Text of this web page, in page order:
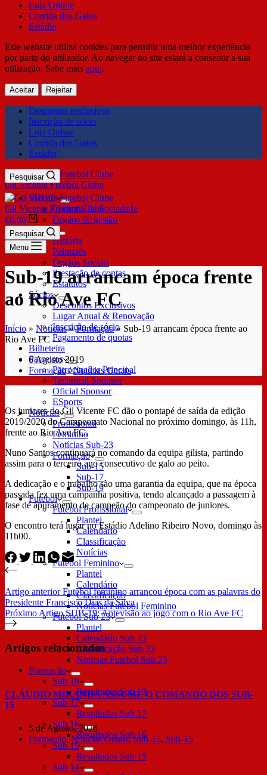
Loja Online
Corrida dos Galos
Estádio
Este website utiliza cookies para permitir uma melhor experiência
por parte do utilizador. Ao navegar no site estará a consentir a sua
utilização. Sabe mais aqui.
Aceitar Rejeitar
Descontos exclusivos
Inscrição de sócio
Loja Online
Corrida dos Galos
Estádio
Gil Vicente Futebol Clube
Pesquisar
SDUQ
Contrato de Sociedade
Órgãos de gestão
Clube
História
Palmarés
Órgãos Sociais
Prestação de contas
Estatutos
Sócios
Descontos Exclusivos
Lugar Anual & Renovação
Inscrição de sócio
Pagamento de quotas
Bilheteira
Parceiros
Patrocinador Principal
Technical Sponsor
Oficial Sponsor
ESports
Notícias
Profissional
Feminino
Notícias Sub-23
Formação
Sub-15
Sub-17
Sub-19
Futebol
Futebol Profissional
Plantel
Calendário
Classificação
Notícias
Futebol Feminino
Plantel
Calendário
Classificação
Notícias Futebol Feminino
Futebol Sub 23
Plantel
Calendário Sub 23
Classificação Sub 23
Notícias Futebol Sub 23
Formação
Sub 19
Resultados Sub 19
Sub 17
Resultados Sub 17
Sub 16
Resultados Sub 16
Sub 15
Resultados Sub 15
Sub 14
Gil Vicente Futebol Clube
€0,00
Pesquisar
Menu
Sub-19 arrancam época frente
ao Rio Ave FC
Início » Notícias»Formação» Sub-19 arrancam época frente ao
Rio Ave FC
6 Agosto 2019
Formação/Notícias Gerais
Os juniores do Gil Vicente FC dão o pontapé de saída da edição
2019/2020 do Campeonato Nacional no próximo domingo, às 11h,
frente ao Rio Ave FC.
Nuno Santos continuará no comando da equipa gilista, partindo
assim para o terceiro ano consecutivo de galo ao peito.
A dedicação e o trabalho são uma garantia da equipa, que na época
passada fez uma campanha positiva, tendo alcançado a passagem à
fase de apuramento de campeão do campeonato de juniores.
O encontro terá lugar no Estádio Adelino Ribeiro Novo, domingo às
11h00.
Artigo anteriorFutebol feminino arrancou época com as palavras do
Presidente Francisco Dias da Silva
Próximo Artigo SUB-19: Antevisão ao jogo com o Rio Ave FC
Artigos relacionados
CLÁUDIO MIRANDA ASSUME O COMANDO DOS SUB-
15
5 de Agosto, 2026
Formação,Notícias Gerais,Sub-15, Sub-15